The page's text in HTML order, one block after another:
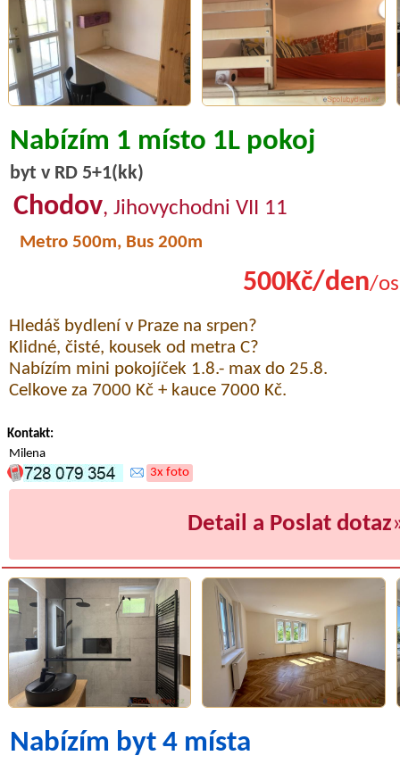
Nabízím 1 místo 1L pokoj
byt v RD 5+1(kk)
Chodov, Jihovychodni VII 11
Metro 500m, Bus 200m
500Kč/den/
Hledáš bydlení v Praze na srpen?
Klidné, čisté, kousek od metra C?
Nabízím mini pokojíček 1.8.- max do 25.8.
Celkove za 7000 Kč + kauce 7000 Kč.
Kontakt:
Milena
3x foto
Detail a Poslat dotaz
Nabízím byt 4 místa